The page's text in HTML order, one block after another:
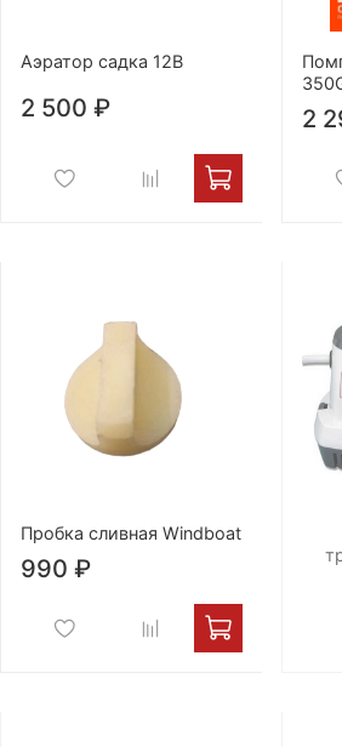
Аэратор садка 12В
2 500 ₽ 2
Пробка сливная Windboat
990 ₽